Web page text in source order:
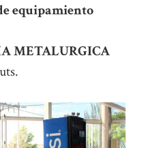
equipamiento
METALURGICA